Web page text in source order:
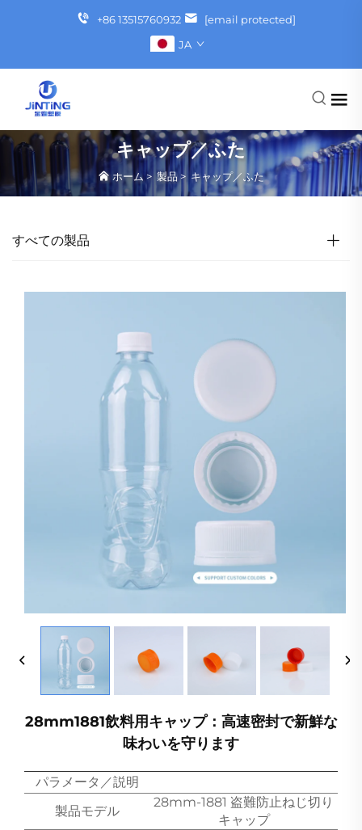
+86 13515760932
[email protected]
JA
キャップ／ふた
ホーム>製品> キャップ／ふた
すべての製品
28mm1881飲料用キャップ：高速密封で新鮮な
味わいを守ります
パラメータ／説明
製品モデル
28mm-1881 盗難防止ねじ切り
キャップ